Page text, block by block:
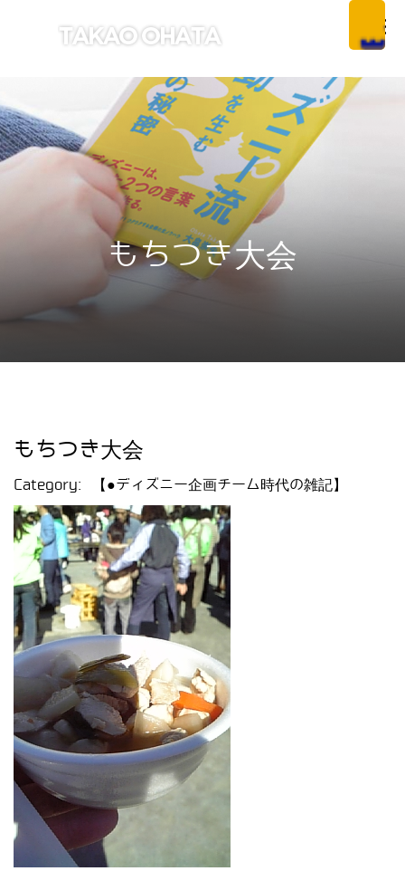
もちつき大会
もちつき大会
Category: 【●ディズニー企画チーム時代の雑記】